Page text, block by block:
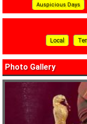
Auspicious Days
Local
Photo Gallery